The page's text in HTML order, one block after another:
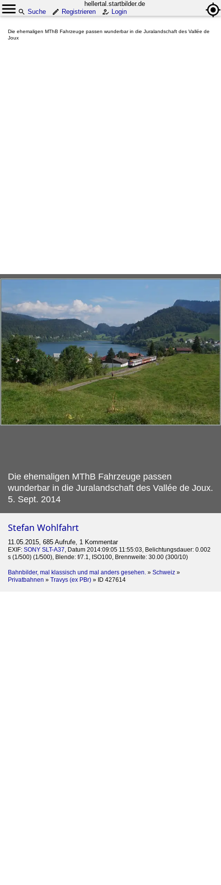
hellertal.startbilder.de
Suche
Registrieren Login
Die ehemaligen MThB Fahrzeuge passen wunderbar in die Juralandschaft des Vallée de
Joux
Die ehemaligen MThB Fahrzeuge passen
wunderbar in die Juralandschaft des Vallée de Joux.
5. Sept. 2014
Stefan Wohlfahrt
11.05.2015, 685 Aufrufe, 1 Kommentar
EXIF: SONY SLT-A37, Datum 2014:09:05 11:55:03, Belichtungsdauer: 0.002
s (1/500) (1/500), Blende: f/7.1, ISO100, Brennweite: 30.00 (300/10)
Bahnbilder, mal klassisch und mal anders gesehen. » Schweiz »
Privatbahnen » Travys (ex PBr) » ID 427614